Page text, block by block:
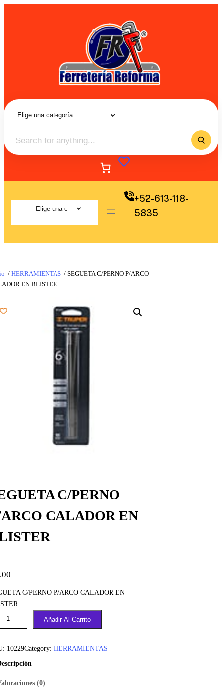
+52-613-118-
5835
/ HERRAMIENTAS / SEGUETA C/PERNO P/ARCO
EN BLISTER
C/PERNO
CALADOR EN
C/PERNO P/ARCO CALADOR EN
Añadir Al Carrito
10229Category: HERRAMIENTAS
(0)